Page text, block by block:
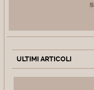
ULTIMI ARTICOLI